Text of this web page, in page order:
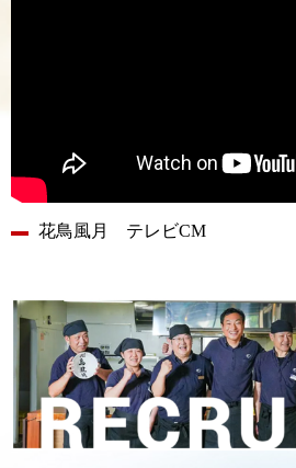
花鳥風月 テレビCM